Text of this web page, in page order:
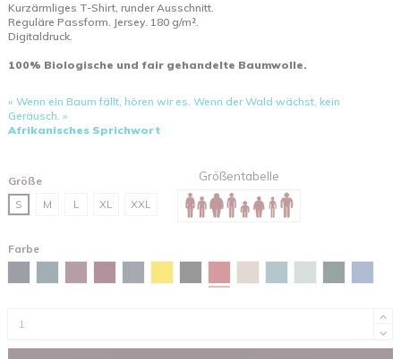
Kurzärmliges T-Shirt, runder Ausschnitt.
Reguläre Passform. Jersey. 180 g/m².
Digitaldruck.
100% Biologische und fair gehandelte Baumwolle.
« Wenn ein Baum fällt, hören wir es. Wenn der Wald wächst, kein
Geräusch. »
Afrikanisches Sprichwort
Größe
S
M L XL XXL
Größentabelle
Farbe